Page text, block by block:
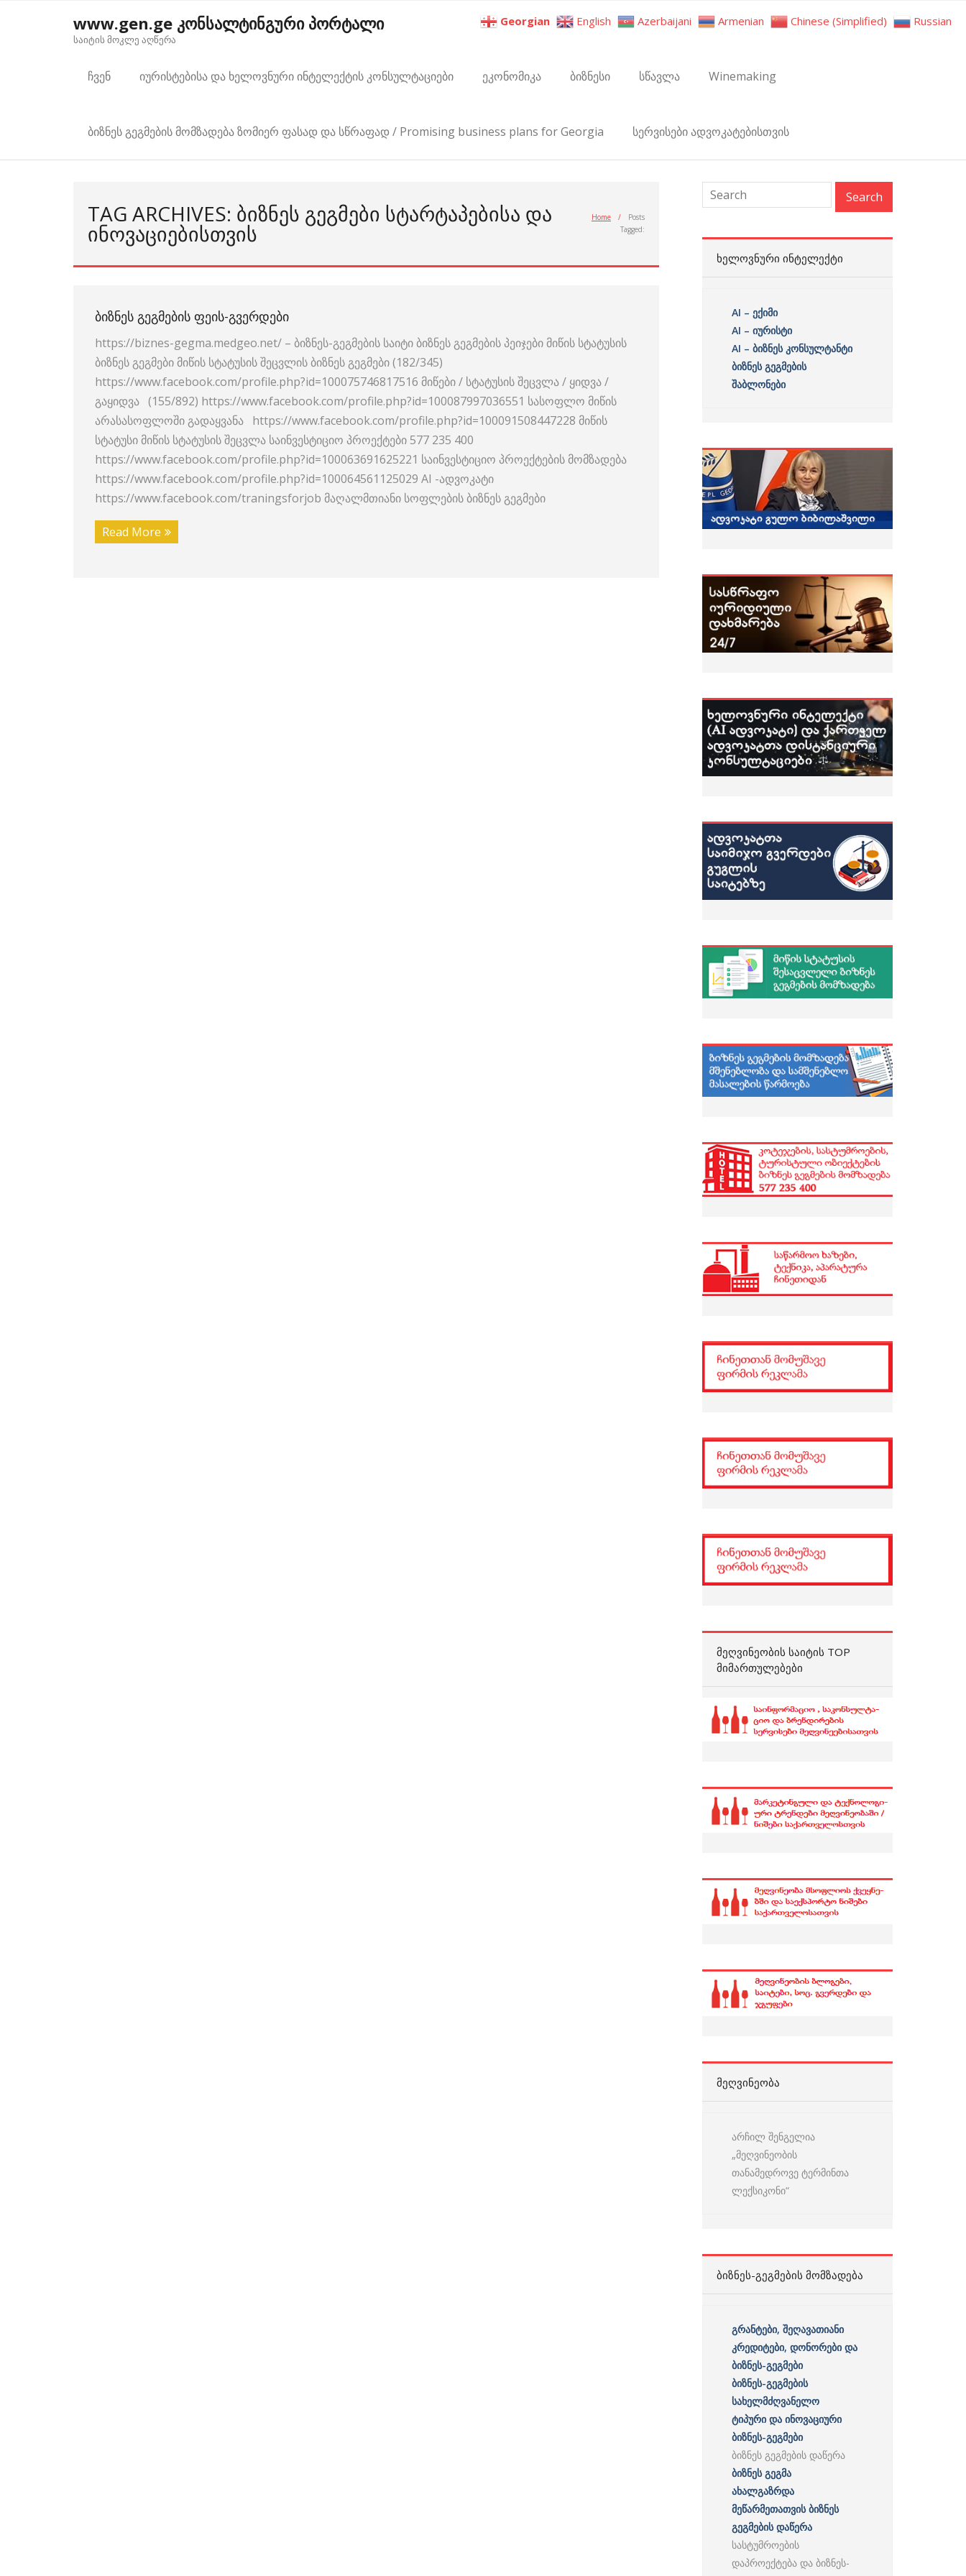
www.gen.ge კონსალტინგური პორტალი
საიტის მოკლე აღწერა
ჩვენ იურისტებისა და ხელოვნური ინტელექტის კონსულტაციები ეკონომიკა ბიზნესი სწავლა Winemaking
ბიზნეს გეგმების მომზადება ზომიერ ფასად და სწრაფად / Promising business plans for Georgia სერვისები ადვოკატებისთვის
TAG ARCHIVES: ᲑᲘᲖᲜᲔᲡ ᲒᲔᲒᲛᲔᲑᲘ ᲡᲢᲐᲠᲢᲐᲞᲔᲑᲘᲡᲐ ᲓᲐ
ᲘᲜᲝᲕᲐᲪᲘᲔᲑᲘᲡᲗᲕᲘᲡ
Home /
Posts
Tagged:
ᲑᲘᲖᲜᲔᲡ ᲒᲔᲒᲛᲔᲑᲘᲡ ᲤᲔᲘᲡ-ᲒᲕᲔᲠᲓᲔᲑᲘ
https://biznes-gegma.medgeo.net/ – ბიზნეს-გეგმების საიტი ბიზნეს გეგმების პეიჯები მიწის სტატუსის
ბიზნეს გეგმები მიწის სტატუსის შეცვლის ბიზნეს გეგმები (182/345)
https://www.facebook.com/profile.php?id=100075746817516 მიწები / სტატუსის შეცვლა / ყიდვა /
გაყიდვა (155/892) https://www.facebook.com/profile.php?id=100087997036551 სასოფლო მიწის
არასასოფლოში გადაყვანა https://www.facebook.com/profile.php?id=100091508447228 მიწის
სტატუსი მიწის სტატუსის შეცვლა საინვესტიციო პროექტები 577 235 400
https://www.facebook.com/profile.php?id=100063691625221 საინვესტიციო პროექტების მომზადება
https://www.facebook.com/profile.php?id=100064561125029 AI -ადვოკატი
https://www.facebook.com/traningsforjob მაღალმთიანი სოფლების ბიზნეს გეგმები
Read More
ᲮᲔᲚᲝᲕᲜᲣᲠᲘ ᲘᲜᲢᲔᲚᲔᲥᲢᲘ
AI – ექიმი
AI – იურისტი
AI – ბიზნეს კონსულტანტი
ბიზნეს გეგმების
შაბლონები
ᲛᲔᲦᲕᲘᲜᲔᲝᲑᲘᲡ ᲡᲐᲘᲢᲘᲡ TOP
ᲛᲘᲛᲐᲠᲗᲣᲚᲔᲑᲔᲑᲘ
ᲛᲔᲦᲕᲘᲜᲔᲝᲑᲐ
არჩილ შენგელია
„მეღვინეობის
თანამედროვე ტერმინთა
ლექსიკონი“
ᲑᲘᲖᲜᲔᲡ-ᲒᲔᲒᲛᲔᲑᲘᲡ ᲛᲝᲛᲖᲐᲓᲔᲑᲐ
გრანტები, შეღავათიანი
კრედიტები, დონორები და
ბიზნეს-გეგმები
ბიზნეს-გეგმების
სახელმძღვანელო
ტიპური და ინოვაციური
ბიზნეს-გეგმები
ბიზნეს გეგმების დაწერა
ბიზნეს გეგმა
ახალგაზრდა
მეწარმეთათვის ბიზნეს
გეგმების დაწერა
სასტუმროების
დაპროექტება და ბიზნეს-
Georgian English Azerbaijani Armenian Chinese (Simplified) Russian